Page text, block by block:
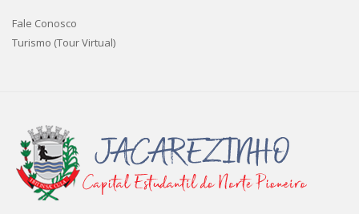
Fale Conosco
Turismo (Tour Virtual)